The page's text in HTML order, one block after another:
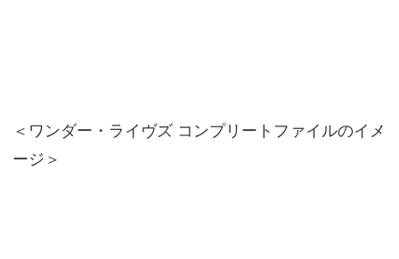
＜ワンダー・ライヴズ コンプリートファイルのイメ
ージ＞